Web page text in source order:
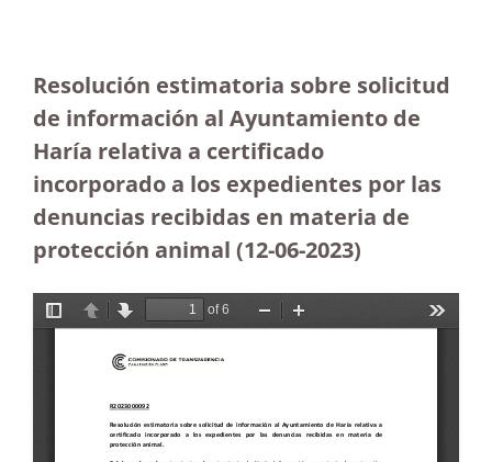
Resolución estimatoria sobre solicitud
de información al Ayuntamiento de
Haría relativa a certificado
incorporado a los expedientes por las
denuncias recibidas en materia de
protección animal (12-06-2023)